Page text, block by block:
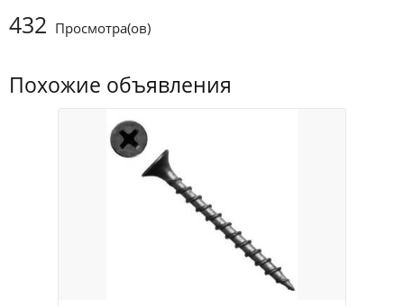
Похожие объявления
432 Просмотра(ов)